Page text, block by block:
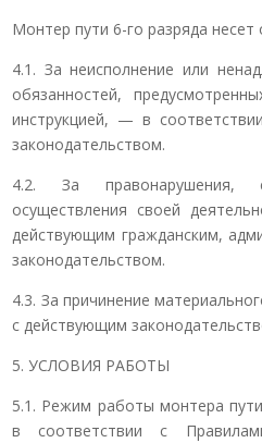
Монтер пути 6-го разряда несет
4.1. За неисполнение или
обязанностей,
инструкцией, — в
законодательством.
4.2. За правонарушения,
осуществления своей
действующим гражданским,
законодательством.
4.3. За причинение
с действующим
5. УСЛОВИЯ РАБОТЫ
5.1. Режим работы монтера
в соответствии с